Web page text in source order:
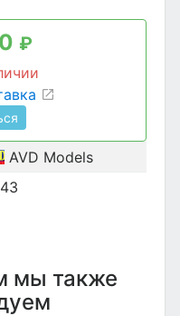
₽
AVD Models
мы также